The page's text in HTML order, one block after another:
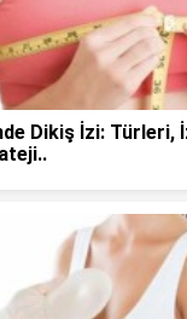
Dikiş İzi: Türleri,